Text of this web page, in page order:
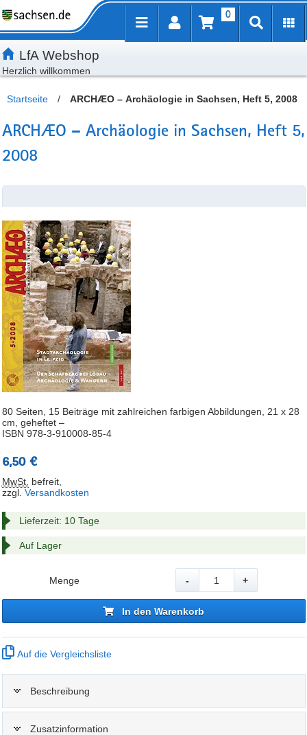
Inhalt
Kundenmenü
Artikelsuche
Servicemenü 0
LfA Webshop
Herzlich willkommen
Startseite / ARCHÆO – Archäologie in Sachsen, Heft 5, 2008
ARCHÆO – Archäologie in Sachsen, Heft 5,
2008
80 Seiten, 15 Beiträge mit zahlreichen farbigen Abbildungen, 21 x 28
cm, geheftet –
ISBN 978-3-910008-85-4
6,50 €
MwSt. befreit,
zzgl. Versandkosten
Lieferzeit: 10 Tage
Auf Lager
Menge - +
In den Warenkorb
Auf die Vergleichsliste
Beschreibung
Zusatzinformation